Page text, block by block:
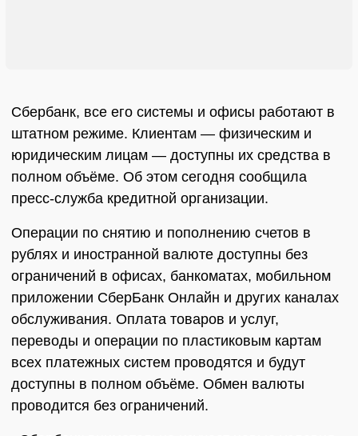
Сбербанк, все его системы и офисы работают в
штатном режиме. Клиентам — физическим и
юридическим лицам — доступны их средства в
полном объёме. Об этом сегодня сообщила
пресс-служба кредитной организации.
Операции по снятию и пополнению счетов в
рублях и иностранной валюте доступны без
ограничений в офисах, банкоматах, мобильном
приложении СберБанк Онлайн и других каналах
обслуживания. Оплата товаров и услуг,
переводы и операции по пластиковым картам
всех платежных систем проводятся и будут
доступны в полном объёме. Обмен валюты
проводится без ограничений.